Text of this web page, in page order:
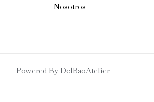
Nosotros
Powered By DelBaoAtelier